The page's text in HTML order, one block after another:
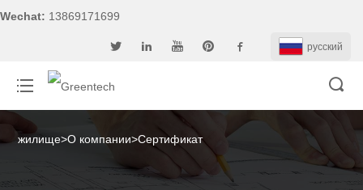
Wechat: 13869171699
pусский
жилище>О компании>Сертификат